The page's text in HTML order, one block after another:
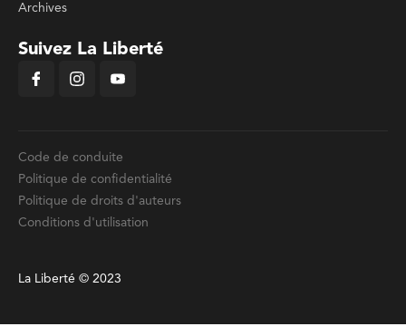
Archives
Suivez La Liberté
Code de conduite
Politique de confidentialité
Politique de droits d'auteurs
Conditions d'utilisation
La Liberté © 2023